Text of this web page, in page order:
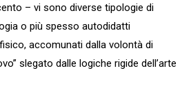
– vi sono diverse tipologie di
o più spesso autodidatti
accomunati dalla volontà di
slegato dalle logiche rigide dell’arte